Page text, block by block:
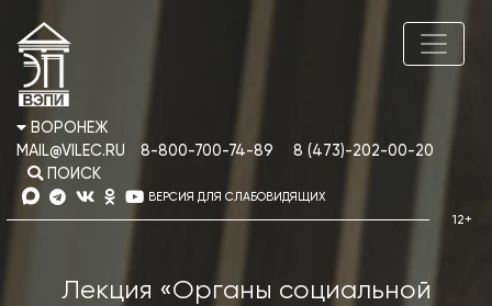
ВОРОНЕЖ
MAIL@VILEC.RU
8-800-700-74-89
8 (473)-202-00-20
ПОИСК
ВЕРСИЯ ДЛЯ СЛАБОВИДЯЩИХ
Лекция «Органы социальной